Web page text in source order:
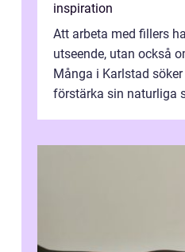
inspiration
Att arbeta med fillers
utseende, utan också
Många i Karlstad
förstärka sin naturliga